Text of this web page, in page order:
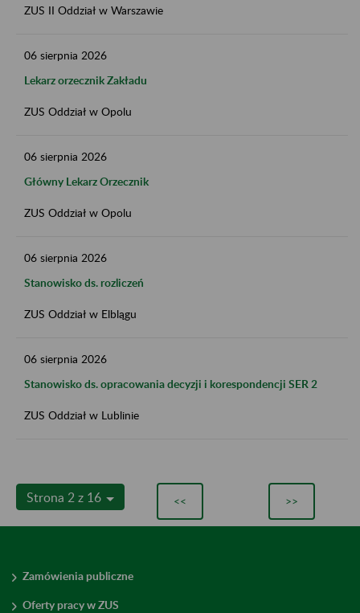
ZUS II Oddział w Warszawie
06 sierpnia 2026
Lekarz orzecznik Zakładu
ZUS Oddział w Opolu
06 sierpnia 2026
Główny Lekarz Orzecznik
ZUS Oddział w Opolu
06 sierpnia 2026
Stanowisko ds. rozliczeń
ZUS Oddział w Elblągu
06 sierpnia 2026
Stanowisko ds. opracowania decyzji i korespondencji SER 2
ZUS Oddział w Lublinie
Strona 2 z 16 << >>
Zamówienia publiczne
Oferty pracy w ZUS